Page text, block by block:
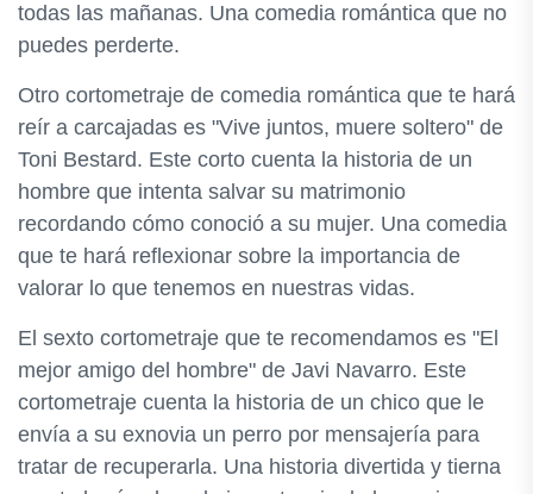
todas las mañanas. Una comedia romántica que no
puedes perderte.
Otro cortometraje de comedia romántica que te hará
reír a carcajadas es "Vive juntos, muere soltero" de
Toni Bestard. Este corto cuenta la historia de un
hombre que intenta salvar su matrimonio
recordando cómo conoció a su mujer. Una comedia
que te hará reflexionar sobre la importancia de
valorar lo que tenemos en nuestras vidas.
El sexto cortometraje que te recomendamos es "El
mejor amigo del hombre" de Javi Navarro. Este
cortometraje cuenta la historia de un chico que le
envía a su exnovia un perro por mensajería para
tratar de recuperarla. Una historia divertida y tierna